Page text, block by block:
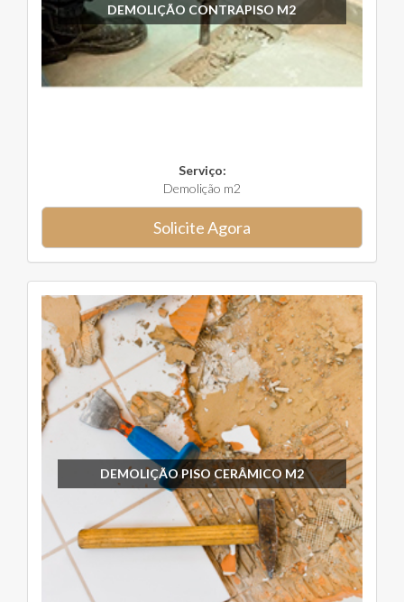
DEMOLIÇÃO CONTRAPISO M2
Serviço:
Demolição m2
Solicite Agora
DEMOLIÇÃO PISO CERÂMICO M2